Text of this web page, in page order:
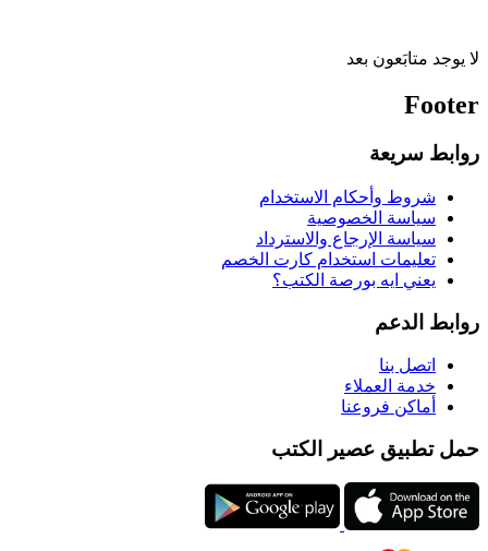
لا يوجد متابَعون بعد
Footer
روابط سريعة
شروط وأحكام الاستخدام
سياسة الخصوصية
سياسة الإرجاع والاسترداد
تعليمات استخدام كارت الخصم
يعني ايه بورصة الكتب؟
روابط الدعم
اتصل بنا
خدمة العملاء
أماكن فروعنا
حمل تطبيق عصير الكتب